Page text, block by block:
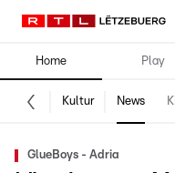
Home Play
Kultur News
GlueBoys - Adria